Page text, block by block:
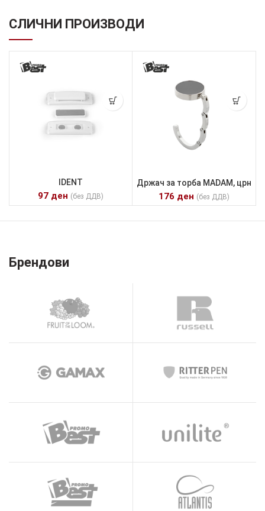
СЛИЧНИ ПРОИЗВОДИ
IDENT
97 ден (без ДДВ)
Држач за торба MADAM, црн
176 ден (без ДДВ)
Брендови